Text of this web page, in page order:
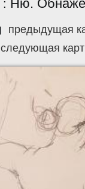
: Ню.
предыдущая
следующая